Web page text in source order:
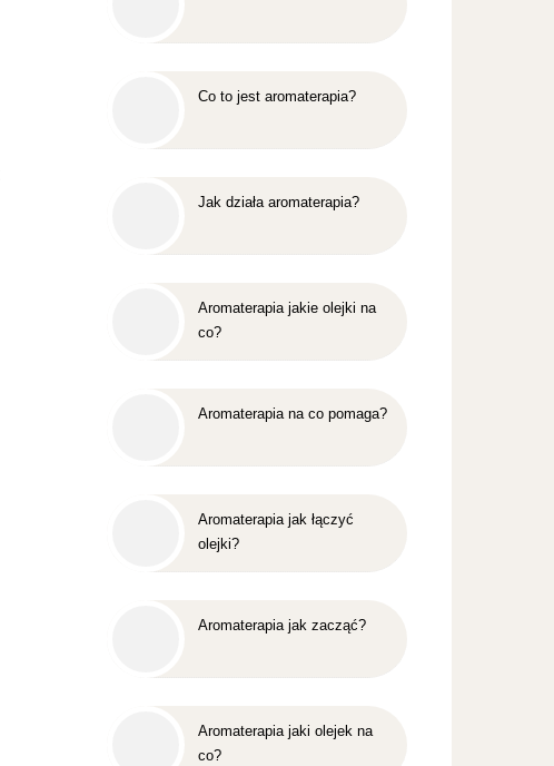
Co to jest aromaterapia?
Jak działa aromaterapia?
Aromaterapia jakie olejki na
co?
Aromaterapia na co pomaga?
Aromaterapia jak łączyć
olejki?
Aromaterapia jak zacząć?
Aromaterapia jaki olejek na
co?